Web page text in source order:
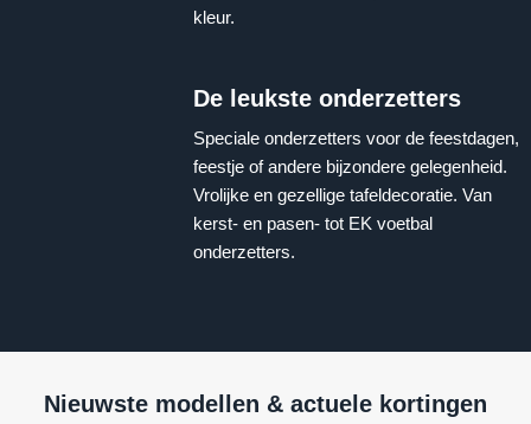
kleur.
De leukste onderzetters
Speciale onderzetters voor de feestdagen,
feestje of andere bijzondere gelegenheid.
Vrolijke en gezellige tafeldecoratie. Van
kerst- en pasen- tot EK voetbal
onderzetters.
Nieuwste modellen & actuele kortingen